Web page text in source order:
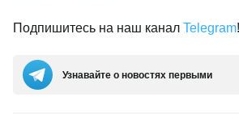
Подпишитесь на наш канал Telegram!
Узнавайте о новостях первыми